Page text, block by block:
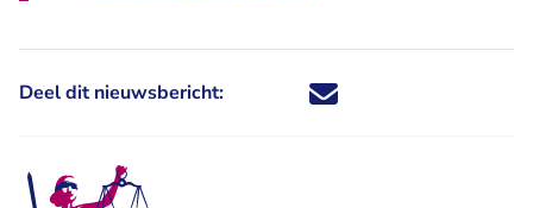
Deel dit nieuwsbericht: Deel dit nieuwsbericht via X -
Deel dit nieuwsbericht via
Deel dit nieuwsbericht
Deel dit